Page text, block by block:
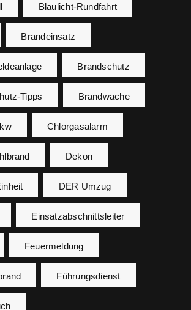
Blaulicht-Rundfahrt
Brandeinsatz
Brandschutz
Tipps Brandwache
Chlorgasalarm
Dekon
DER Umzug
Einsatzabschnittsleiter
Feuermeldung
Führungsdienst